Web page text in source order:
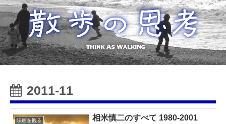
2011-11
映画を観る 相米慎二のすべて 1980-2001